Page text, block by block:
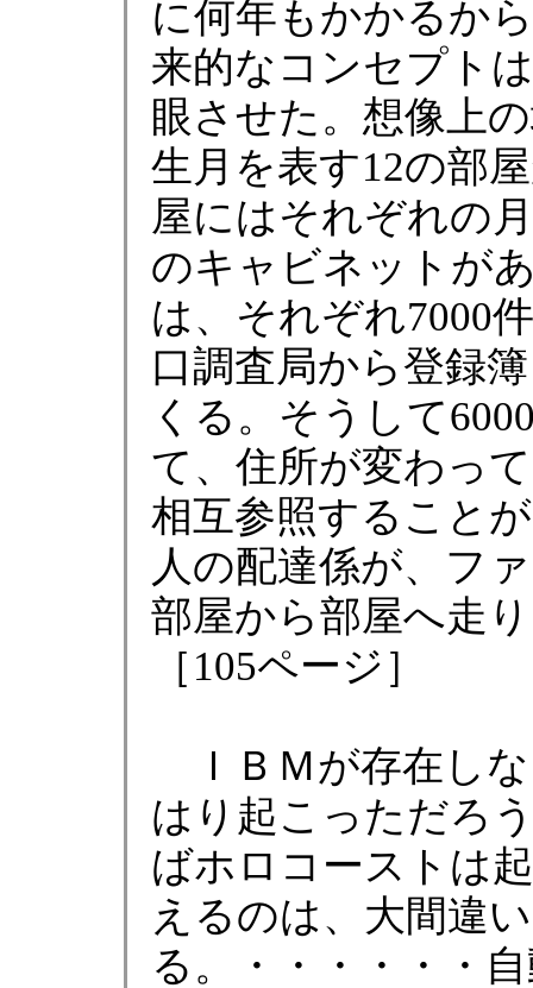
に何年もかかるか
来的なコンセプト
眼させた。想像上
生月を表す12の部
屋にはそれぞれの
のキャビネットが
は、それぞれ7000
口調査局から登録
くる。そうして
て、住所が変わっ
相互参照すること
人の配達係が、フ
部屋から部屋へ走
［105ページ］
ＩＢＭが存在し
はり起こっただろ
ばホロコーストは
えるのは、大間違
る。・・・・・・